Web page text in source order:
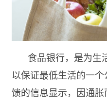
食品银行，是为生
以保证最低生活的一
馈的信息显示，因通胀